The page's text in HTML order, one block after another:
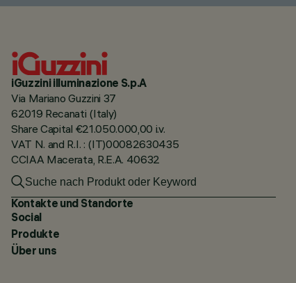
iGuzzini illuminazione S.p.A
Via Mariano Guzzini 37
62019 Recanati (Italy)
Share Capital €21.050.000,00 i.v.
VAT N. and R.I. : (IT)00082630435
CCIAA Macerata, R.E.A. 40632
Kontakte und Standorte
Social
Produkte
Über uns